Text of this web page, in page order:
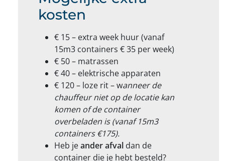
kosten
€ 15 – extra week huur (vanaf
15m3 containers € 35 per week)
€ 50 – matrassen
€ 40 – elektrische apparaten
€ 120 – loze rit – wanneer de
chauffeur niet op de locatie kan
komen of de container
overbeladen is (vanaf 15m3
containers €175).
Heb jeander afval dan de
container die je hebt besteld?